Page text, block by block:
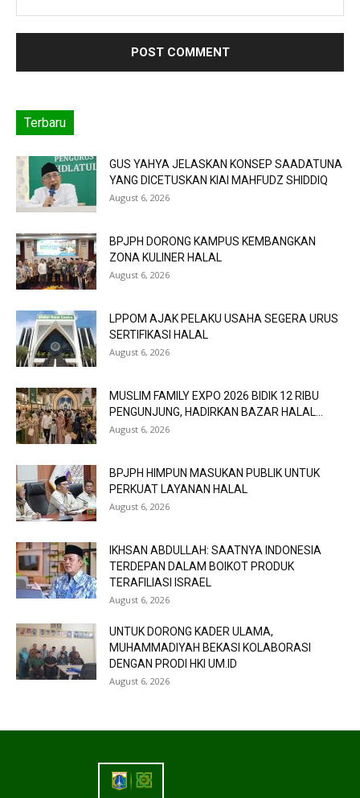
Terbaru
GUS YAHYA JELASKAN KONSEP SAADATUNA
YANG DICETUSKAN KIAI MAHFUDZ SHIDDIQ
August 6, 2026
BPJPH DORONG KAMPUS KEMBANGKAN
ZONA KULINER HALAL
August 6, 2026
LPPOM AJAK PELAKU USAHA SEGERA URUS
SERTIFIKASI HALAL
August 6, 2026
MUSLIM FAMILY EXPO 2026 BIDIK 12 RIBU
PENGUNJUNG, HADIRKAN BAZAR HALAL...
August 6, 2026
BPJPH HIMPUN MASUKAN PUBLIK UNTUK
PERKUAT LAYANAN HALAL
August 6, 2026
IKHSAN ABDULLAH: SAATNYA INDONESIA
TERDEPAN DALAM BOIKOT PRODUK
TERAFILIASI ISRAEL
August 6, 2026
UNTUK DORONG KADER ULAMA,
MUHAMMADIYAH BEKASI KOLABORASI
DENGAN PRODI HKI UM.ID
August 6, 2026